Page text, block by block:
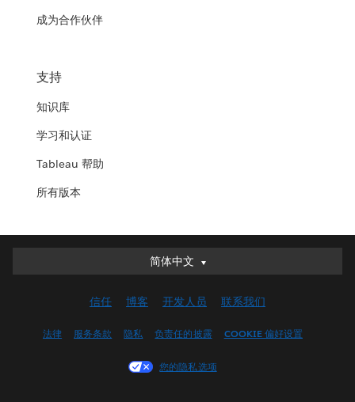
成为合作伙伴
支持
知识库
学习和认证
Tableau 帮助
所有版本
简体中文
简体中文
English (UK)
Français (Canada)
信任 博客 开发人员 联系我们
法律 服务条款 隐私 负责任的披露 COOKIE 偏好设置
您的隐私选项